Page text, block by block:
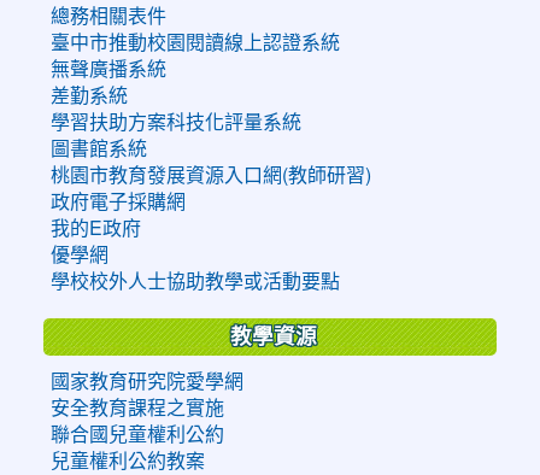
總務相關表件
臺中市推動校園閱讀線上認證系統
無聲廣播系統
差勤系統
學習扶助方案科技化評量系統
圖書館系統
桃園市教育發展資源入口網(教師研習)
政府電子採購網
我的E政府
優學網
學校校外人士協助教學或活動要點
教學資源
國家教育研究院愛學網
安全教育課程之實施
聯合國兒童權利公約
兒童權利公約教案